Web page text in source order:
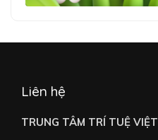
Liên hệ
TRUNG TÂM TRÍ TUỆ VIỆT